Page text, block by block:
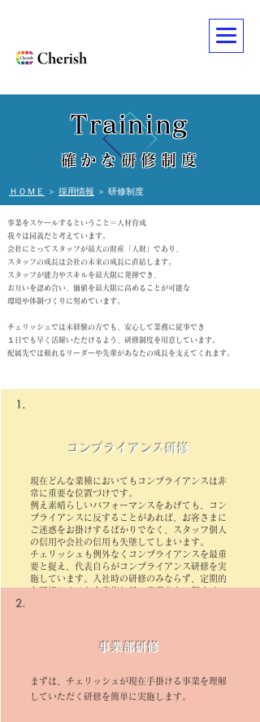
Training
確かな研修制度
ＨＯＭＥ ＞ 採用情報 ＞ 研修制度
事業をスケールするということ＝人材育成
我々は同義だと考えています。
会社にとってスタッフが最大の財産「人財」であり、
スタッフの成長は 会社の未来の成長に直結します。
スタッフが能力やスキルを最大限に発揮でき、
お互いを認め合い、 価値を最大限に高めることが可能な
環境や体制づくりに努めています。
チェリッシュでは未経験の方でも、安心して業務に従事でき
１日でも早く活躍いただけるよう、研修制度を用意して います。
配属先では頼れるリーダーや先輩があなたの成長を支えてくれます。
1.
​コンプライアンス研修
​現在どんな業種においてもコンプライアンスは非
常に重要な位置づけです。
例え素晴らしいパフォーマンスをあげても、コン
プライアンスに反することがあれば、お客さまに
ご迷惑をお掛けするばかりでなく、スタッフ個人
の信用や会社の信用も失墜してしまいます。​
チェリッシュも例外なくコンプライアンスを最重
要と捉え、代表自らがコンプライアンス研修を実
施しています。入社時の研修のみならず、定期的
な研修やテストを実施し日々意識向上​に努めてい
2.
事業部研修
​まずは、チェリッシュが現在手掛ける事業を理解
していただく研修を簡単に実施します。